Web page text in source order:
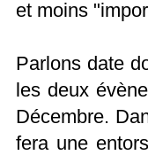
et moins
Parlons date
les deux
Décembre.
fera une